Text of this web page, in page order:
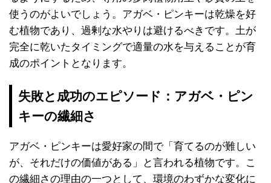
使うのがよいでしょう。アガベ・ピンキーは乾燥を好
む植物であり、過剰な水やりは避けるべきです。土が
完全に乾いたタイミングで適量の水を与えることが育
成のポイントとなります。
失敗と成功のエピソード：アガベ・ピン
キーの繊細さ
アガベ・ピンキーは愛好家の間で「育てるのが難しい
が、それだけの価値がある」と言われる植物です。こ
の繊細さの理由の一つとして、環境のわずかな変化に